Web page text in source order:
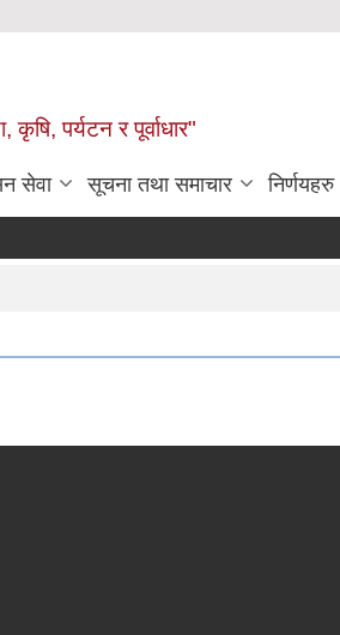
कृषि, पर्यटन र पूर्वाधार"
सेवा सूचना तथा समाचार निर्णयहरु